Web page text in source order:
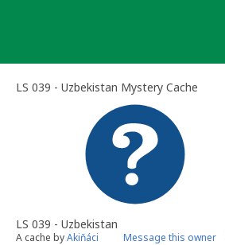
LS 039 - Uzbekistan Mystery Cache
LS 039 - Uzbekistan
A cache byAkiňáci Message this owner